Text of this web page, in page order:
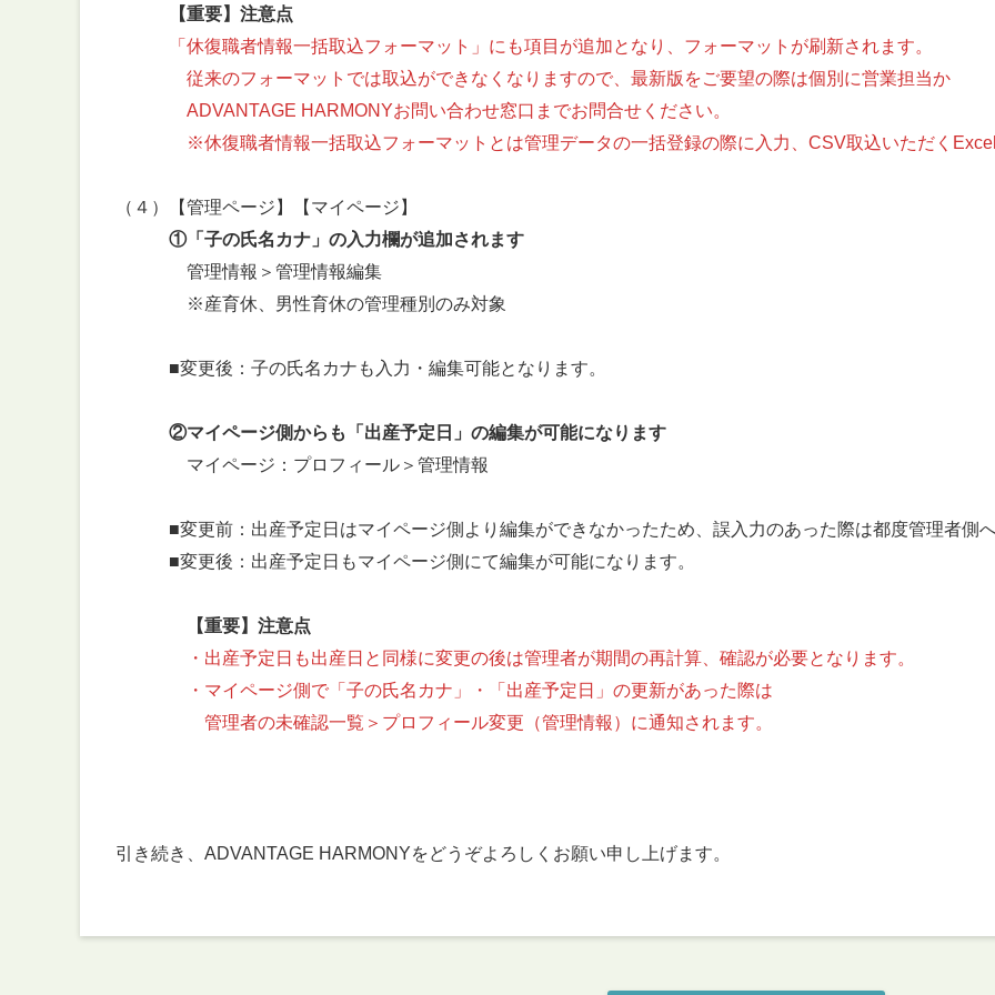
【重要】注意点
「休復職者情報一括取込フォーマット」にも項目が追加となり、フォーマットが刷新されます。
従来のフォーマットでは取込ができなくなりますので、最新版をご要望の際は個別に営業担当か
ADVANTAGE HARMONYお問い合わせ窓口までお問合せください。
※休復職者情報一括取込フォーマットとは管理データの一括登録の際に入力、CSV取込いただくExcel
（４）【管理ページ】【マイページ】
①「子の氏名カナ」の入力欄が追加されます
管理情報＞管理情報編集
※産育休、男性育休の管理種別のみ対象
■変更後：子の氏名カナも入力・編集可能となります。
②マイページ側からも「出産予定日」の編集が可能になります
マイページ：プロフィール＞管理情報
■変更前：出産予定日はマイページ側より編集ができなかったため、誤入力のあった際は都度管理者側へ
■変更後：出産予定日もマイページ側にて編集が可能になります。
【重要】注意点
・出産予定日も出産日と同様に変更の後は管理者が期間の再計算、確認が必要となります。
・マイページ側で「子の氏名カナ」・「出産予定日」の更新があった際は
管理者の未確認一覧＞プロフィール変更（管理情報）に通知されます。
引き続き、ADVANTAGE HARMONYをどうぞよろしくお願い申し上げます。